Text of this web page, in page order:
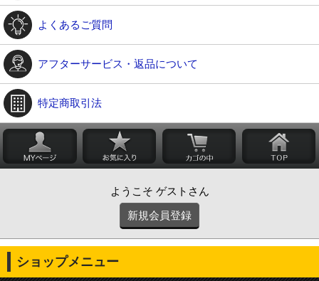
よくあるご質問
アフターサービス・返品について
特定商取引法
ようこそ ゲストさん
新規会員登録
ショップメニュー